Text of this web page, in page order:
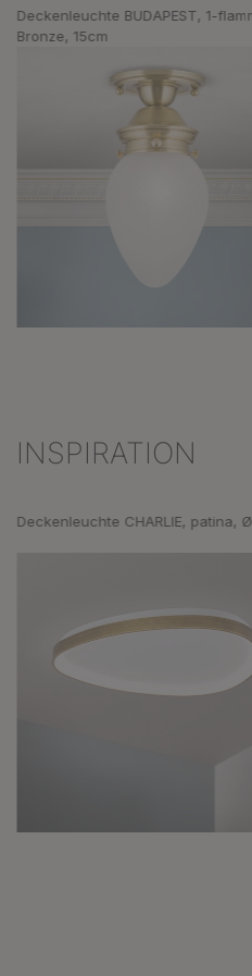
Deckenleuchte BUDAPEST, 1-
Bronze, 15cm
Produktgalerie überspringen
INSPIRATION
Deckenleuchte CHARLIE, patina,